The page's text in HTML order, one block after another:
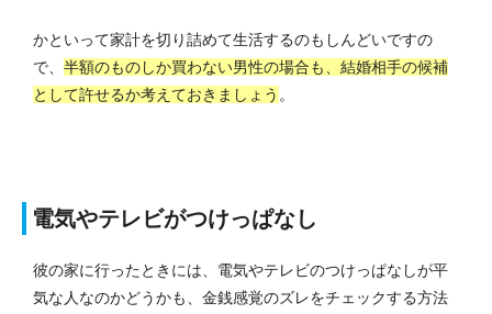
かといって家計を切り詰めて生活するのもしんどいですの
で、 半額のものしか買わない男性の場合も、結婚相手の候補
として許せるか考えておきましょう 。
電気やテレビがつけっぱなし
彼の家に行ったときには、電気やテレビのつけっぱなしが平
気な人なのかどうかも、金銭感覚のズレをチェックする方法